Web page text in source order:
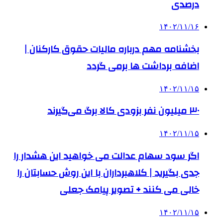
درصدی
۱۴۰۲/۱۱/۱۶
بخشنامه مهم درباره مالیات حقوق کارکنان |
اضافه برداشت ها برمی گردد
۱۴۰۲/۱۱/۱۵
۳۰ میلیون نفر بزودی کالا برگ می‌گیرند
۱۴۰۲/۱۱/۱۵
اگر سود سهام عدالت می خواهید این هشدار را
جدی بگیرید | کلاهبرداران با این روش حسابتان را
خالی می کنند + تصویر پیامک جعلی
۱۴۰۲/۱۱/۱۵